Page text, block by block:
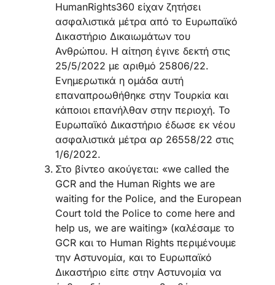
HumanRights360 είχαν ζητήσει
ασφαλιστικά μέτρα από το Ευρωπαϊκό
Δικαστήριο Δικαιωμάτων του
Ανθρώπου. Η αίτηση έγινε δεκτή στις
25/5/2022 με αριθμό 25806/22.
Ενημερωτικά η ομάδα αυτή
επαναπροωθήθηκε στην Τουρκία και
κάποιοι επανήλθαν στην περιοχή. Το
Ευρωπαϊκό Δικαστήριο έδωσε εκ νέου
ασφαλιστικά μέτρα αρ 26558/22 στις
1/6/2022.
Στο βίντεο ακούγεται: «we called the
GCR and the Human Rights we are
waiting for the Police, and the European
Court told the Police to come here and
help us, we are waiting» (καλέσαμε το
GCR και το Human Rights περιμένουμε
την Αστυνομία, και το Ευρωπαϊκό
Δικαστήριο είπε στην Αστυνομία να